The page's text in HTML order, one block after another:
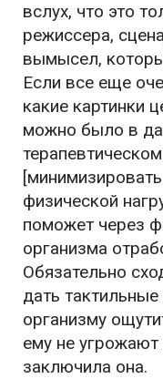
вслух, что это
режиссера,
вымысел,
Если все еще
какие картинки
можно было в
физической
поможет через
организма
Обязательно
дать
организму
ему не
заключила она.